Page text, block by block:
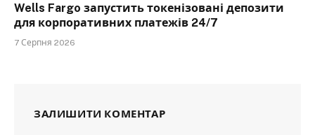
Wells Fargo запустить токенізовані депозити
для корпоративних платежів 24/7
7 Серпня 2026
ЗАЛИШИТИ КОМЕНТАР